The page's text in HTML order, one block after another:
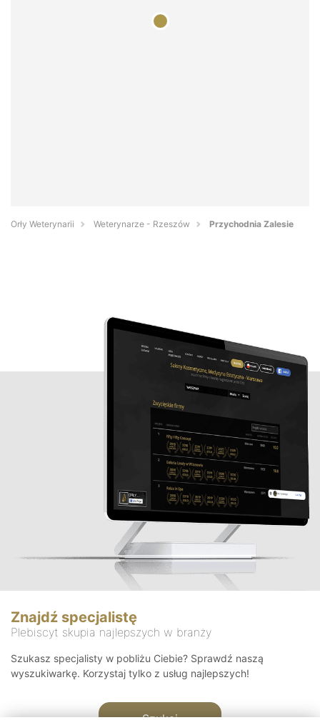
Orły Weterynarii Weterynarze - Rzeszów Przychodnia Zalesie
Znajdź specjalistę
Plebiscyt skupia najlepszych w branży
Szukasz specjalisty w pobliżu Ciebie? Sprawdź naszą
wyszukiwarkę. Korzystaj tylko z usług najlepszych!